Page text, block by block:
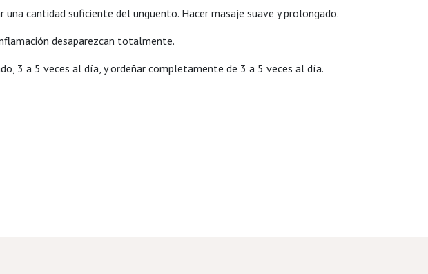
cantidad suficiente del ungüento. Hacer masaje suave y prolongado.
desaparezcan totalmente.
3 a 5 veces al día, y ordeñar completamente de 3 a 5 veces al día.